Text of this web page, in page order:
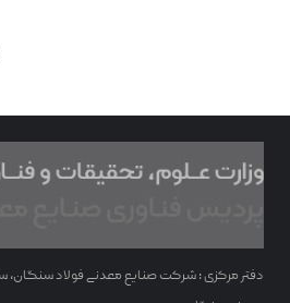
دفتر مرکزی : شرکت صنایع معدنی فولاد سنگان،